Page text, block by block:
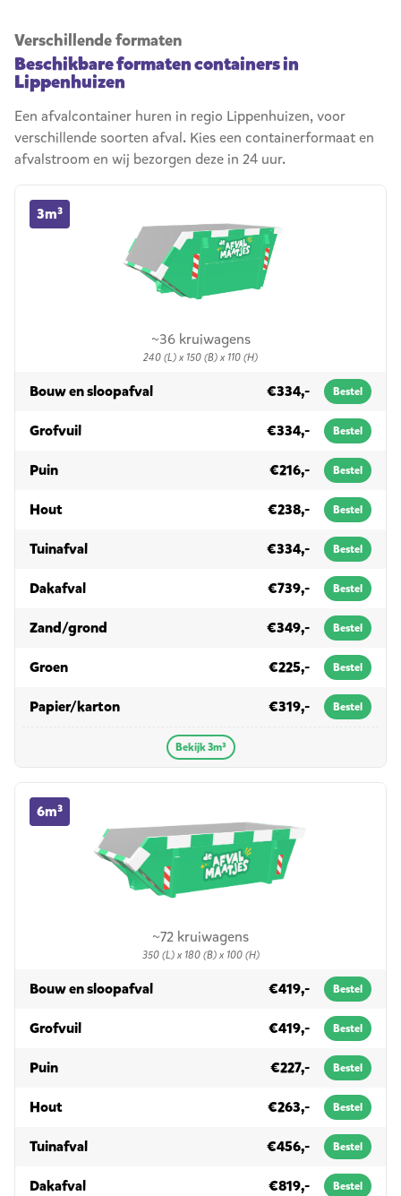
Verschillende formaten
Beschikbare formaten containers in
Lippenhuizen
Een afvalcontainer huren in regio Lippenhuizen, voor
verschillende soorten afval. Kies een containerformaat en
afvalstroom en wij bezorgen deze in 24 uur.
~36 kruiwagens
240 (L) x 150 (B) x 110 (H)
3m³
3m³ container huren
Bouw en sloopafvalin 3m³ €334,- Bestel
Grofvuilin 3m³ €334,- Bestel
Puinin 3m³ €216,- Bestel
Houtin 3m³ €238,- Bestel
Tuinafvalin 3m³ €334,- Bestel
Dakafvalin 3m³ €739,- Bestel
Zand/grond €349,- Bestel
Groenin 3m³ €225,- Bestel
Papier/kartonin 3m³ €319,- Bestel
Bekijk 3m³
~72 kruiwagens
350 (L) x 180 (B) x 100 (H)
6m³
6m³ container huren
Bouw en sloopafvalin 6m³ €419,- Bestel
Grofvuilin 6m³ €419,- Bestel
Puinin 6m³ €227,- Bestel
Houtin 6m³ €263,- Bestel
Tuinafvalin 6m³ €456,- Bestel
Dakafvalin 6m³ €819,- Bestel